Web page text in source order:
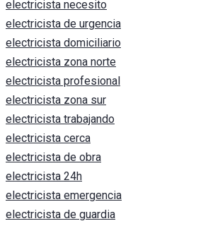
electricista necesito
electricista de urgencia
electricista domiciliario
electricista zona norte
electricista profesional
electricista zona sur
electricista trabajando
electricista cerca
electricista de obra
electricista 24h
electricista emergencia
electricista de guardia